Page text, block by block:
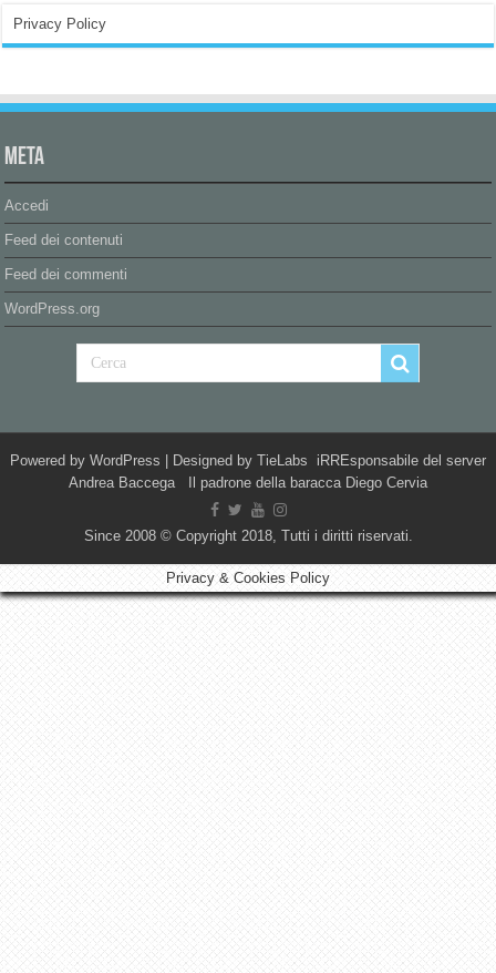
Privacy Policy
Meta
Accedi
Feed dei contenuti
Feed dei commenti
WordPress.org
Powered by WordPress | Designed by TieLabs iRREsponsabile del server
Andrea Baccega Il padrone della baracca Diego Cervia
Since 2008 © Copyright 2018, Tutti i diritti riservati.
Privacy & Cookies Policy